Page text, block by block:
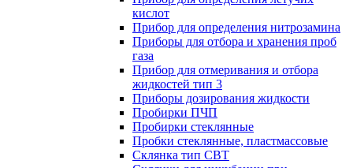
кислот
Прибор для определения нитрозамина
Приборы для отбора и хранения проб
газа
Прибор для отмеривания и отбора
жидкостей тип 3
Приборы дозирования жидкости
Пробирки ПЧП
Пробирки стеклянные
Пробки стеклянные, пластмассовые
Склянка тип СВТ